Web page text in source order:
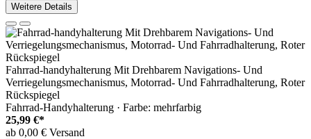
Weitere Details
Fahrrad-handyhalterung Mit Drehbarem Navigations- Und
Verriegelungsmechanismus, Motorrad- Und Fahrradhalterung, Roter
Rückspiegel
Fahrrad-Handyhalterung · Farbe: mehrfarbig
25,99 €*
ab 0,00 € Versand